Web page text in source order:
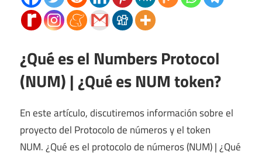
¿Qué es el Numbers Protocol
(NUM) | ¿Qué es NUM token?
En este artículo, discutiremos información sobre el
proyecto del Protocolo de números y el token
NUM. ¿Qué es el protocolo de números (NUM) | ¿Qué